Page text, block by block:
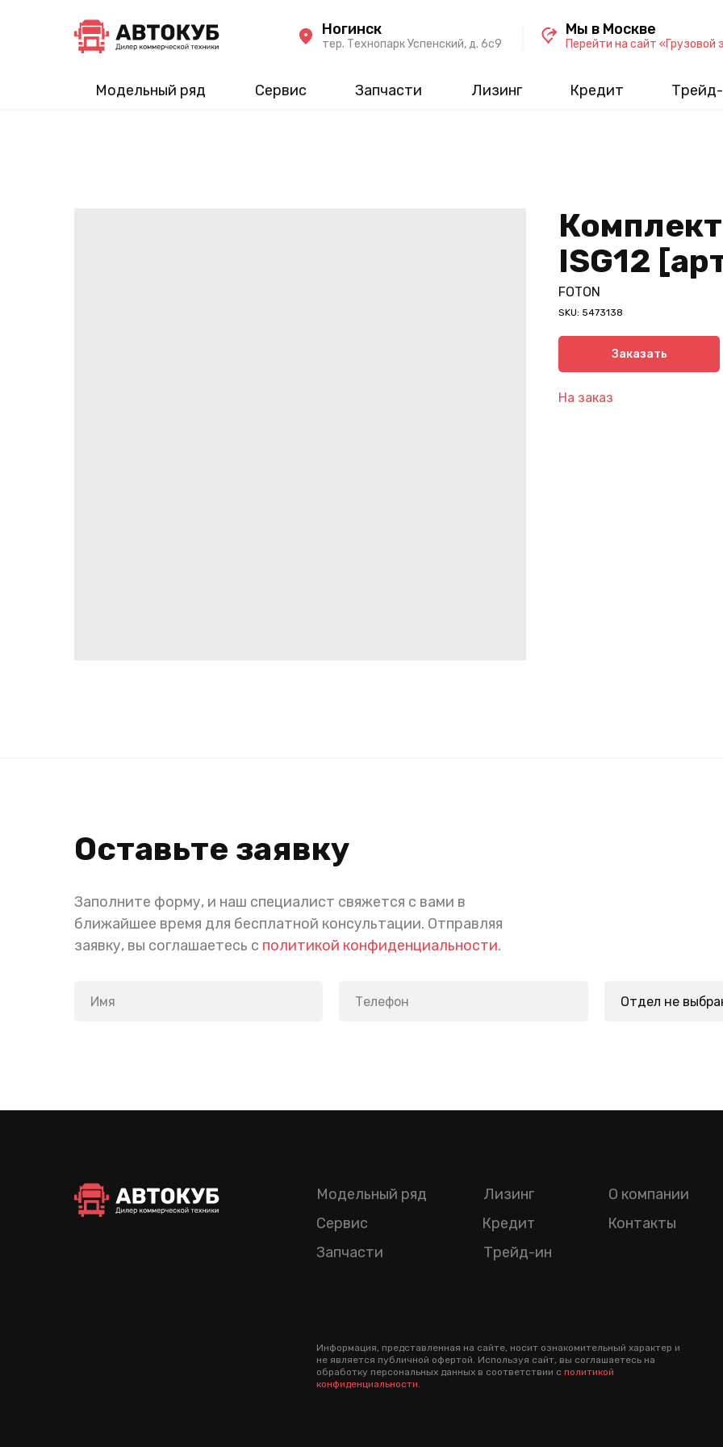
Модельный ряд Сервис Запчасти Лизинг Кредит
тер. Технопарк Успенский, д. 6c9
Ногинск
Перейти на сайт «Грузовой
Мы в Москве
ISG12
FOTON
SKU: 5473138
Заказать
На заказ
Оставьте заявку
Заполните форму, и наш специалист свяжется с вами в
ближайшее время для бесплатной консультации. Отправляя
заявку, вы соглашаетесь с политикой конфиденциальности.
Лизинг
Кредит
Трейд-ин
Модельный ряд
Сервис
Запчасти
О компании
Контакты
Информация, представленная на сайте, носит ознакомительный характер и
не является публичной офертой. Используя сайт, вы соглашаетесь на
обработку персональных данных в соответствии с политикой
конфиденциальности.